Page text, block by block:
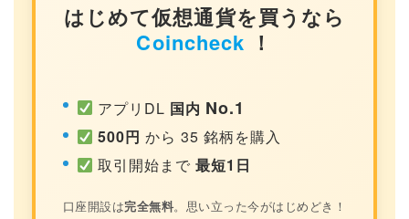
はじめて仮想通貨を買うなら
Coincheck ！
アプリDL 国内 No.1
500円 から 35 銘柄を購入
取引開始まで最短1日
口座開設は完全無料。思い立った今がはじめどき！